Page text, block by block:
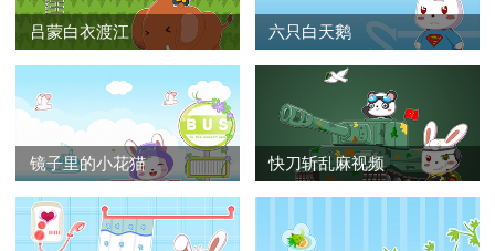
吕蒙白衣渡江 六只白天鹅
镜子里的小花猫 快刀斩乱麻视频